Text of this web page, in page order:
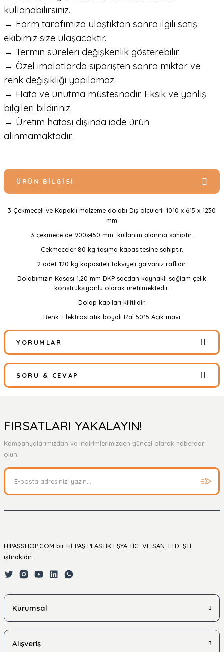
kullanabilirsiniz.
→ Form tarafımıza ulaştıktan sonra ilgili satış
ekibimiz size ulaşacaktır.
→ Termin süreleri değişkenlik gösterebilir.
→ Özel imalatlarda siparişten sonra miktar ve
renk değişikliği yapılamaz.
→ Hata ve unutma müstesnadır. Eksik ve yanlış
bilgileri bildiriniz.
→ Üretim hatası dışında iade ürün
alınmamaktadır.
ÜRÜN BILGISI
3 Çekmeceli ve Kapaklı malzeme dolabı Dış ölçüleri: 1010 x 615 x 1230
mm
3 çekmece de 900x450 mm kullanım alanına sahiptir.
Çekmeceler 80 kg taşıma kapasitesine sahiptir.
2 adet 120 kg kapasiteli takviyeli galvaniz raflıdır.
Dolabımızın Kasası 1,20 mm DKP sacdan kaynaklı sağlam çelik
konstrüksiyonlu olarak üretilmektedir.
Dolap kapıları kilitlidir.
Renk: Elektrostatik boyalı Ral 5015 Açık mavi
YORUMLAR
Bu ürüne ilk yorumu siz yapın!
Yorum Yaz
SORU & CEVAP
Ürün hakkında henüz soru sorulmamış.
FIRSATLARI YAKALAYIN!
Kampanyalarımızdan ve indirimlerimizden güncel olarak haberdar
olun.
HİPASSHOP.COM bir Hİ-PAŞ PLASTİK EŞYA TİC. VE SAN. LTD. ŞTİ.
iştirakidir.
Kurumsal
Alışveriş